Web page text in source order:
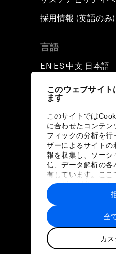
このウェブサイ
ます
このサイトでは
に合わせたコンテン
フィックの分析を行
ザーによるサイトの
報を収集し、ソーシ
信、データ解析の各
有しています。ここ
ユーザーが各パー
報や各パートナーの
に収集された情報
トナーによって使用
す。
全
カ
採用情報 (英語のみ)
言語
EN ▪ES▪中文▪ 日本語